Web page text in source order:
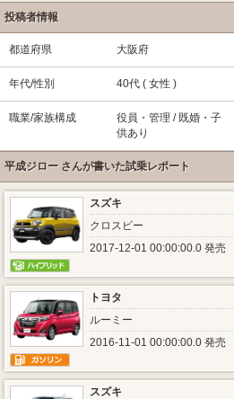
投稿者情報
都道府県 大阪府
年代/性別 40代 ( 女性 )
職業/家族構成
役員・管理 / 既婚・子
供あり
平成ジロー さんが書いた試乗レポート
スズキ
クロスビー
2017-12-01 00:00:00.0 発売
トヨタ
ルーミー
2016-11-01 00:00:00.0 発売
スズキ